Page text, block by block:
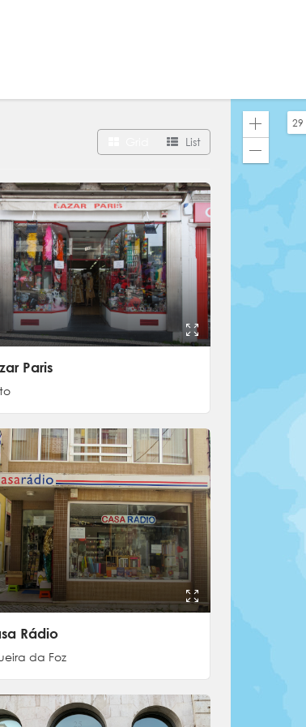
29
Zoom
List
Paris
Rádio
da Foz